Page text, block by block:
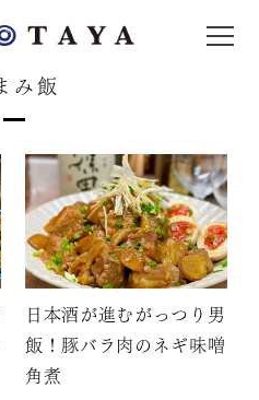
み飯
日本酒が進むがっつり男
飯！豚バラ肉のネギ味噌
角煮